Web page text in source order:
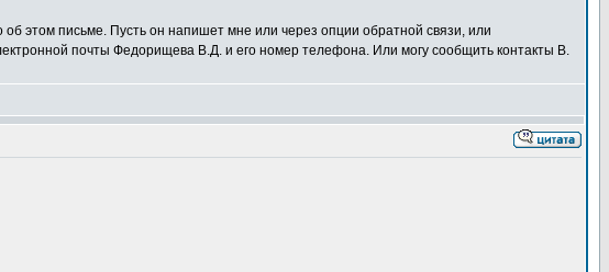
этом письме. Пусть он напишет мне или через опции обратной связи, или
почты Федорищева В.Д. и его номер телефона. Или могу сообщить контакты В.